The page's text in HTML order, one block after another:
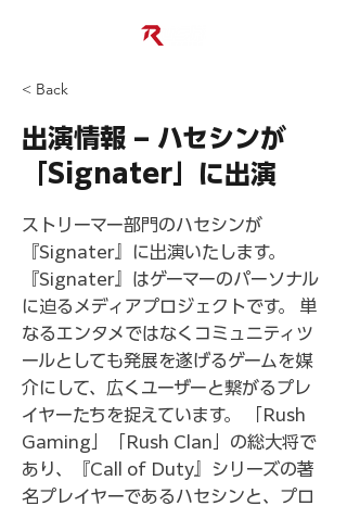
< Back
出演情報 – ハセシンが
「Signater」に出演
ストリーマー部門のハセシンが
『Signater』に出演いたします。
『Signater』はゲーマーのパーソナル
に迫るメディアプロジェクトです。 単
なるエンタメではなくコミュニティツ
ールとしても発展を遂げるゲームを媒
介にして、広くユーザーと繋がるプレ
イヤーたちを捉えています。 「Rush
Gaming」「Rush Clan」の総大将で
あり、『Call of Duty』シリーズの著
名プレイヤーであるハセシンと、プロ